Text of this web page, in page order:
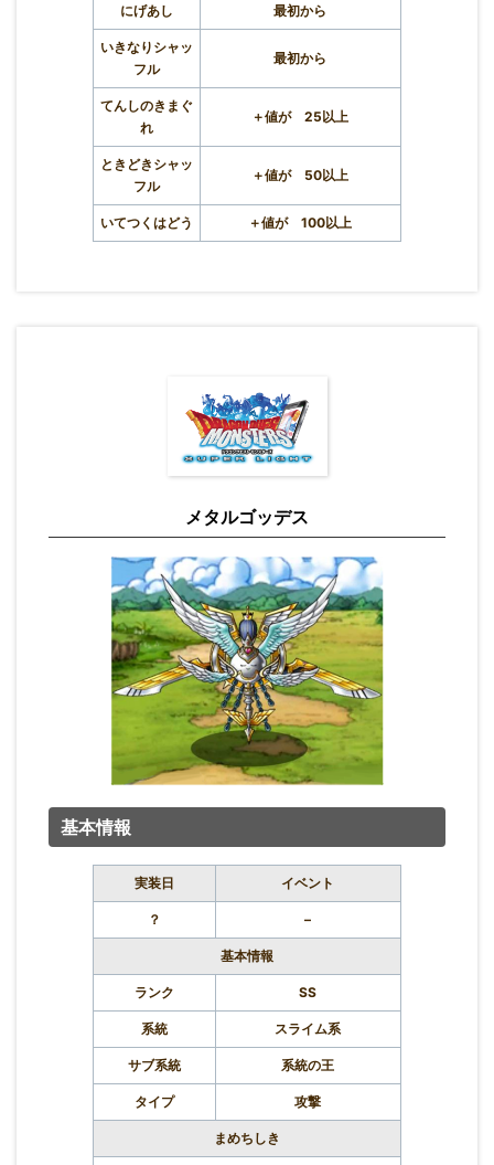
にげあし 最初から
いきなりシャッ
フル
最初から
てんしのきまぐ
れ
＋値が 25以上
ときどきシャッ
フル
＋値が 50以上
いてつくはどう ＋値が 100以上
メタルゴッデス
基本情報
実装日 イベント
？ –
基本情報
ランク SS
系統 スライム系
サブ系統 系統の王
タイプ 攻撃
まめちしき